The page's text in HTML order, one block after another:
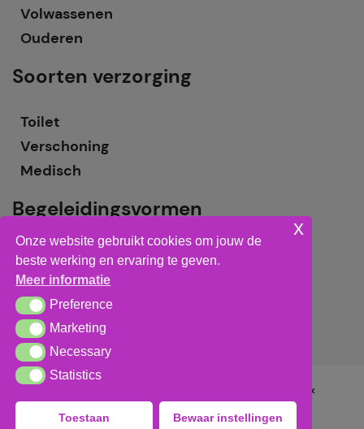
Volwassenen
Ouderen
Soorten verzorging
Toilet
Verschoning
Medisch
Begeleidingsvormen
Grote groepsbegeleiding
Kleine groepsbegeleiding
Individuele begeleiding
&
cookieverklaring
Onze website gebruikt cookies om jouw de
beste werking en ervaring te geven.
Meer informatie
PreferencePreference
MarketingMarketing
NecessaryNecessary
StatisticsStatistics
Toestaan Bewaar instellingen
x